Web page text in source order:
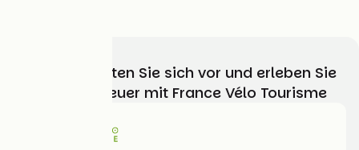
Wählen, bereiten Sie sich vor und erleben Sie
Ihr Radabenteuer mit France Vélo Tourisme